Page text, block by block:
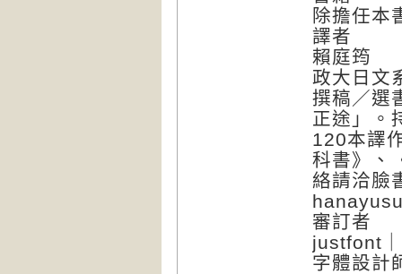
除擔任本
譯者
賴庭筠
政大日文
撰稿／選
正途」。
120本譯
科書》、
絡請洽臉
審訂者
justfont
字體設計